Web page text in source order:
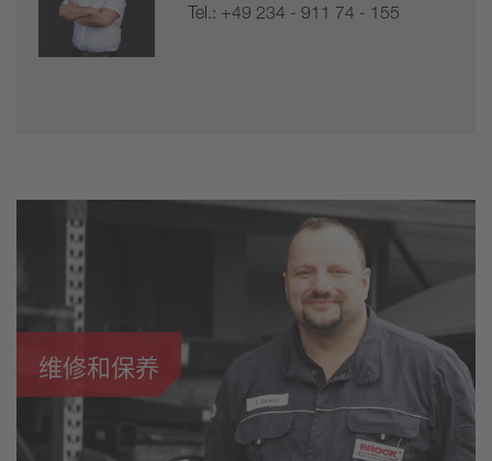
Tel.: +49 234 - 911 74 - 155
维修和保养